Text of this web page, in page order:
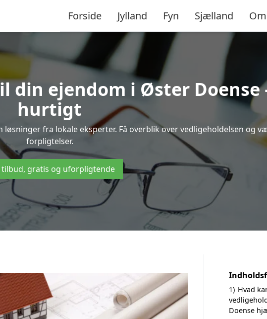
Forside Jylland Fyn Sjælland
din ejendom i Øster Doense
hurtigt
fra lokale eksperter. Få overblik over vedligeholdelsen og
forpligtelser.
tilbud, gratis og uforpligtende
1) Hvad
Doense